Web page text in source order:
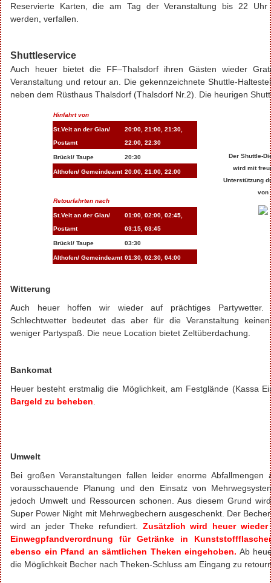
Reservierte Karten, die am Tag der Veranstaltung bis 22 Uhr
werden, verfallen.
Shuttleservice
Auch heuer bietet die FF–Thalsdorf ihren Gästen wieder
Veranstaltung und retour an. Die gekennzeichnete Shuttle-
neben dem Rüsthaus Thalsdorf (Thalsdorf Nr.2). Die heurigen
Hinfahrt von
Der Shuttle-
wird mit
Unterstützung
von
St.Veitan der Glan/
Postamt
20:00, 21:00, 21:30,
22:00, 22:30
Brückl/ Taupe 20:30
Althofen/ Gemeindeamt 20:00, 21:00, 22:00
Retourfahrten nach
St.Veitan der Glan/
Postamt
01:00, 02:00, 02:45,
03:15, 03:45
Brückl/ Taupe 03:30
Althofen/ Gemeindeamt 01:30, 02:30, 04:00
Witterung
Auch heuer hoffen wir wieder auf prächtiges
Schlechtwetter bedeutet das aber für die Veranstaltung
weniger Partyspaß. Die neue Location bietet Zeltüberdachung.
Bankomat
Heuer besteht erstmalig die Möglichkeit, am Festglände (Kassa
Bargeld zu beheben
Umwelt
Bei großen Veranstaltungen fallen leider enorme Abfallmengen
vorausschauende Planung und den Einsatz von
jedoch Umwelt und Ressourcen schonen. Aus diesem Grund
Super Power Night mit Mehrwegbechern ausgeschenkt. Der
wird an jeder Theke refundiert. Zusätzlich wird heuer
Einwegpfandverordnung für Getränke in
ebenso ein Pfand an sämtlichen Theken eingehoben. Ab
die Möglichkeit Becher nach Theken-Schluss am Eingang zu